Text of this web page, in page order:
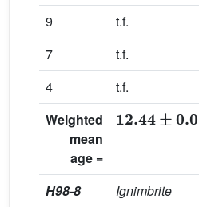
9
t.f.
7
t.f.
4
t.f.
Weighted
mean
age =
12.44±0.05
H98-8 Ignimbrite